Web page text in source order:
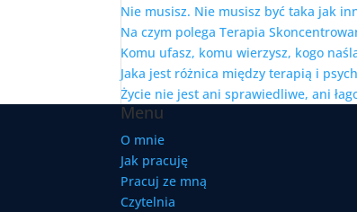
Nie musisz. Nie musisz być taka jak
Na czym polega Terapia
Komu ufasz, komu wierzysz, kogo
Jaka jest różnica między terapią i
Życie nie jest ani sprawiedliwe, ani
Menu
O mnie
Jak pracuję
Pracuj ze mną
Czytelnia